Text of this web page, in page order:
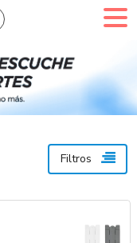
Ingresá
Filtros